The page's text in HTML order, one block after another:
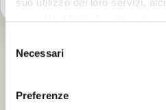
“coopvoce.it” e ai suoi
delNecessari
Preferenze